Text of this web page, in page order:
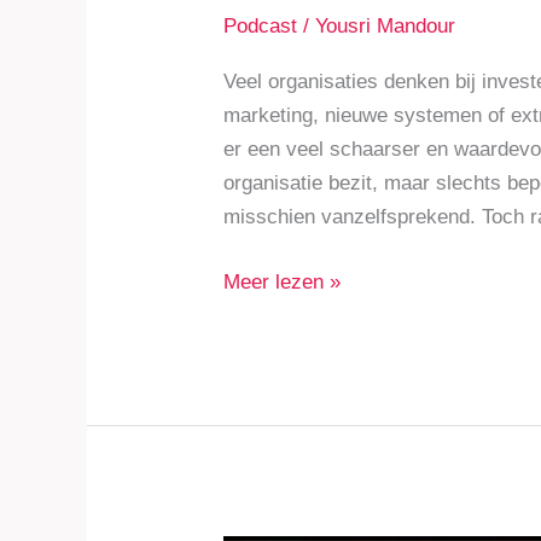
Podcast /Yousri Mandour
Veel organisaties denken bij
marketing, nieuwe systemen of
er een veel schaarser en
organisatie bezit, maar slechts
misschien vanzelfsprekend. Toch
Meer lezen »